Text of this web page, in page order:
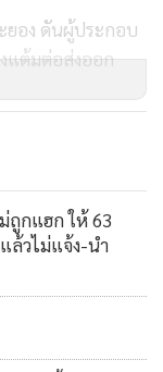
นส์ สิงคโปร์ สาย
มิน ธนาคารกสิกร
ข้าร่วมกว่า 250
อง ดันผู้ประกอบ
แต้มต่อส่งออก
น 400 เที่ยว/
หลังสุวรรณภูมิเร่ง
ภาคพื้น
ถูกแฮก ให้ 63
ล้วไม่แจ้ง-นำ